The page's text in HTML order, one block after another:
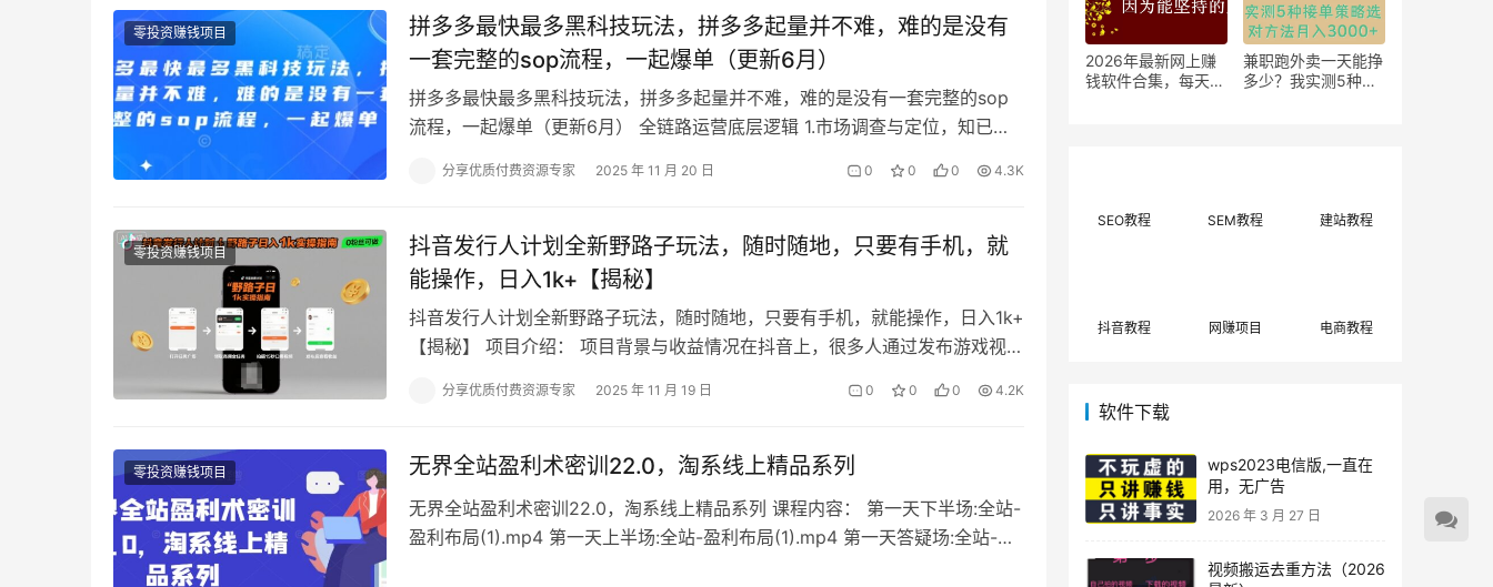
零投资赚钱项目
拼多多最快最多黑科技玩法，拼多多起量并不难，难的是没有
一套完整的sop流程，一起爆单（更新6月）
拼多多最快最多黑科技玩法，拼多多起量并不难，难的是没有一套完整的sop
流程，一起爆单（更新6月） 全链路运营底层逻辑 1.市场调查与定位，知已知
分享优质付费资源专家 2025 年 11 月 20 日 0 0 0 4.3K
零投资赚钱项目
抖音发行人计划全新野路子玩法，随时随地，只要有手机，就
能操作，日入1k+【揭秘】
抖音发行人计划全新野路子玩法，随时随地，只要有手机，就能操作，日入1k+
【揭秘】 项目介绍： 项目背景与收益情况在抖音上，很多人通过发布游戏视频
分享优质付费资源专家 2025 年 11 月 19 日 0 0 0 4.2K
零投资赚钱项目 无界全站盈利术密训22.0，淘系线上精品系列
无界全站盈利术密训22.0，淘系线上精品系列 课程内容： 第一天下半场:全站-
盈利布局(1).mp4 第一天上半场:全站-盈利布局(1).mp4 第一天答疑场:全站-盈
2026年最新网上赚
钱软件合集，每天免
兼职跑外卖一天能挣
多少？我实测5种接
SEO教程 SEM教程 建站教程
抖音教程 网赚项目 电商教程
软件下载
wps2023电信版,一直在
用，无广告
2026 年 3 月 27 日
视频搬运去重方法（2026